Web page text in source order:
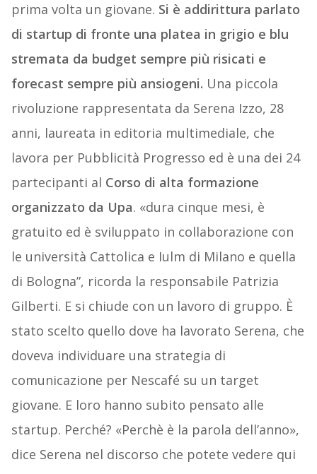
prima volta un giovane. Si è addirittura parlato
di startup di fronte una platea in grigio e blu
stremata da budget sempre più risicati e
forecast sempre più ansiogeni. Una piccola
rivoluzione rappresentata da Serena Izzo, 28
anni, laureata in editoria multimediale, che
lavora per Pubblicità Progresso ed è una dei 24
partecipanti al Corso di alta formazione
organizzato da Upa. «dura cinque mesi, è
gratuito ed è sviluppato in collaborazione con
le università Cattolica e Iulm di Milano e quella
di Bologna”, ricorda la responsabile Patrizia
Gilberti. E si chiude con un lavoro di gruppo. È
stato scelto quello dove ha lavorato Serena, che
doveva individuare una strategia di
comunicazione per Nescafé su un target
giovane. E loro hanno subito pensato alle
startup. Perché? «Perchè è la parola dell’anno»,
dice Serena nel discorso che potete vedere qui